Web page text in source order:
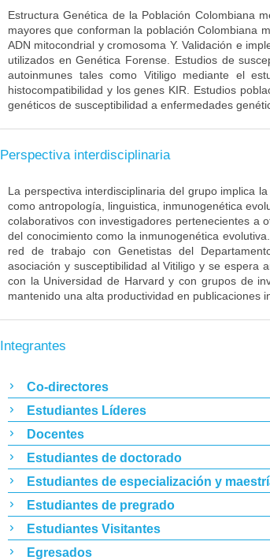
Estructura Genética de la Población Colombiana
mayores que conforman la población Colombiana
ADN mitocondrial y cromosoma Y. Validación e
utilizados en Genética Forense. Estudios de
autoinmunes tales como Vitiligo mediante el
histocompatibilidad y los genes KIR. Estudios
genéticos de susceptibilidad a enfermedades
Perspectiva interdisciplinaria
La perspectiva interdisciplinaria del grupo implica
como antropología, linguistica, inmunogenética
colaborativos con investigadores pertenecientes a
del conocimiento como la inmunogenética
red de trabajo con Genetistas del
asociación y susceptibilidad al Vitiligo y se espera
con la Universidad de Harvard y con grupos de
mantenido una alta productividad en publicaciones
Integrantes
Co-directores
Estudiantes Líderes
Docentes
Estudiantes de doctorado
Estudiantes de especialización y
Estudiantes de pregrado
Estudiantes Visitantes
Egresados